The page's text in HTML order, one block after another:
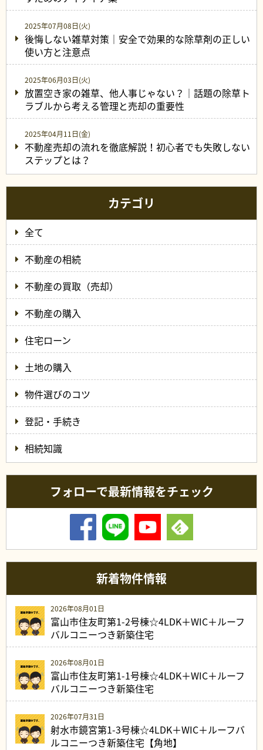
2025年07月08日(火)
後悔しない雑草対策｜安全で効果的な除草剤の正しい
使い方と注意点
2025年06月03日(火)
放置空き家の雑草、他人事じゃない？｜話題の除草ト
ラブルから考える管理と売却の重要性
2025年04月11日(金)
不動産売却の流れを徹底解説！初心者でも失敗しない
ステップとは？
カテゴリ
全て
不動産の相続
不動産の買取（売却）
不動産の購入
住宅ローン
土地の購入
物件選びのコツ
登記・手続き
相続知識
フォローで最新情報をチェック
新着物件情報
2026年08月01日
富山市住友町第1-2号棟☆4LDK＋WIC＋ルーフ
バルコニーつき新築住宅
2026年08月01日
富山市住友町第1-1号棟☆4LDK＋WIC＋ルーフ
バルコニーつき新築住宅
2026年07月31日
射水市鏡宮第1-3号棟☆4LDK＋WIC＋ルーフバ
ルコニーつき新築住宅【角地】